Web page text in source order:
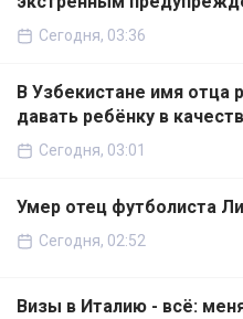
Сегодня, 03:36
В Узбекистане имя отца
давать ребёнку в
Сегодня, 03:01
Умер отец футболиста
Сегодня, 02:52
Визы в Италию - всё: